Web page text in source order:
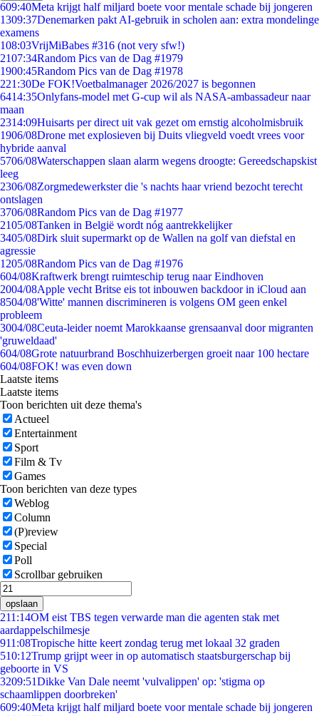
609:40Meta krijgt half miljard boete voor mentale schade bij jongeren
1309:37Denemarken pakt AI-gebruik in scholen aan: extra mondelinge
examens
108:03VrijMiBabes #316 (not very sfw!)
2107:34Random Pics van de Dag #1979
1900:45Random Pics van de Dag #1978
221:30De FOK!Voetbalmanager 2026/2027 is begonnen
6414:35Onlyfans-model met G-cup wil als NASA-ambassadeur naar
maan
2314:09Huisarts per direct uit vak gezet om ernstig alcoholmisbruik
1906/08Drone met explosieven bij Duits vliegveld voedt vrees voor
hybride aanval
5706/08Waterschappen slaan alarm wegens droogte: Gereedschapskist
leeg
2306/08Zorgmedewerkster die 's nachts haar vriend bezocht terecht
ontslagen
3706/08Random Pics van de Dag #1977
2105/08Tanken in België wordt nóg aantrekkelijker
3405/08Dirk sluit supermarkt op de Wallen na golf van diefstal en
agressie
1205/08Random Pics van de Dag #1976
604/08Kraftwerk brengt ruimteschip terug naar Eindhoven
2004/08Apple vecht Britse eis tot inbouwen backdoor in iCloud aan
8504/08'Witte' mannen discrimineren is volgens OM geen enkel
probleem
3004/08Ceuta-leider noemt Marokkaanse grensaanval door migranten
'gruweldaad'
604/08Grote natuurbrand Boschhuizerbergen groeit naar 100 hectare
604/08FOK! was even down
Laatste items
Laatste items
Toon berichten uit deze thema's
Actueel
Entertainment
Sport
Film & Tv
Games
Toon berichten van deze types
Weblog
Column
(P)review
Special
Poll
Scrollbar gebruiken
opslaan
211:14OM eist TBS tegen verwarde man die agenten stak met
aardappelschilmesje
911:08Tropische hitte keert zondag terug met lokaal 32 graden
510:12Trump grijpt weer in op automatisch staatsburgerschap bij
geboorte in VS
3209:51Dikke Van Dale neemt 'vulvalippen' op: 'stigma op
schaamlippen doorbreken'
609:40Meta krijgt half miljard boete voor mentale schade bij jongeren